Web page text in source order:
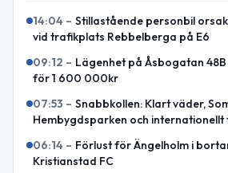
14:04 – Stillastående personbil
vid trafikplats Rebbelberga på E6
09:12 – Lägenhet på Åsbogatan
för 1 600 000kr
07:53 – Snabbkollen: Klart väder,
Hembygdsparken och
06:14 – Förlust för Ängelholm i
Kristianstad FC